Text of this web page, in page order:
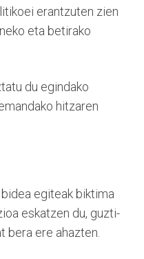
erantzuten zien
eta betirako
du egindako
hitzaren
egiteak biktima
eskatzen du, guzti-
bera ere ahazten.